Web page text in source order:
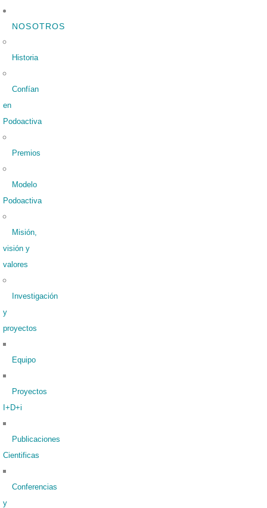
NOSOTROS
Historia
Confían
en
Podoactiva
Premios
Modelo
Podoactiva
Misión,
visión y
valores
Investigación
y
proyectos
Equipo
Proyectos
I+D+i
Publicaciones
Cientificas
Conferencias
y